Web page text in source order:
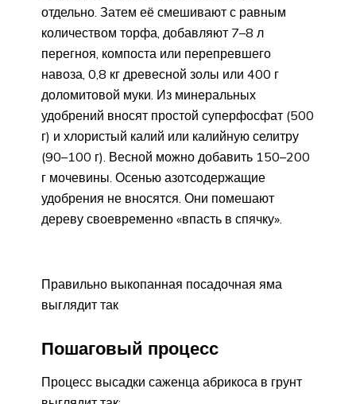
отдельно. Затем её смешивают с равным
количеством торфа, добавляют 7–8 л
перегноя, компоста или перепревшего
навоза, 0,8 кг древесной золы или 400 г
доломитовой муки. Из минеральных
удобрений вносят простой суперфосфат (500
г) и хлористый калий или калийную селитру
(90–100 г). Весной можно добавить 150–200
г мочевины. Осенью азотсодержащие
удобрения не вносятся. Они помешают
дереву своевременно «впасть в спячку».
Правильно выкопанная посадочная яма
выглядит так
Пошаговый процесс
Процесс высадки саженца абрикоса в грунт